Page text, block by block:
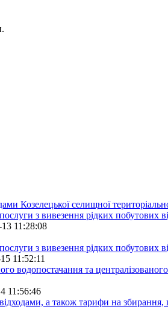
Козелецької селищної
з вивезення рідких побутових
11:28:08
з вивезення рідких побутових
11:52:11
водопостачання та
11:56:46
а також тарифи на збирання,